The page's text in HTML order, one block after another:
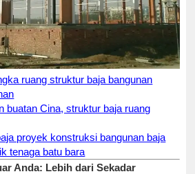
ruang struktur baja bangunan
buatan Cina, struktur baja ruang
proyek konstruksi bangunan baja
tenaga batu bara
Anda: Lebih dari Sekadar